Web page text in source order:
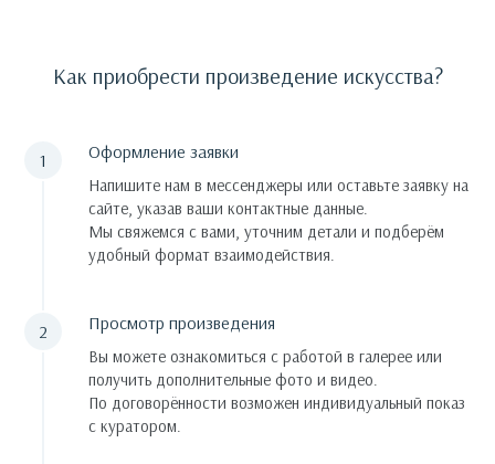
Как приобрести произведение искусства?
Оформление заявки
Напишите нам в мессенджеры или оставьте заявку на
сайте, указав ваши контактные данные.
Мы свяжемся с вами, уточним детали и подберём
удобный формат взаимодействия.
Просмотр произведения
Вы можете ознакомиться с работой в галерее или
получить дополнительные фото и видео.
По договорённости возможен индивидуальный показ
с куратором.